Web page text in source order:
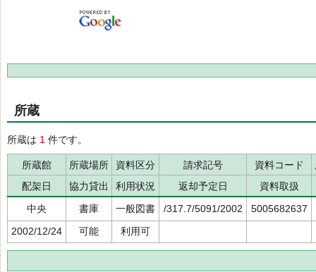
所蔵
所蔵は 1 件です。
所蔵館 所蔵場所 資料区分 請求記号 資料コード
配架日
協力貸出 利用状況 返却予定日
資料取扱
中央
書庫 一般図書 /317.7/5091/2002
5005682637
2002/12/24
可能 利用可